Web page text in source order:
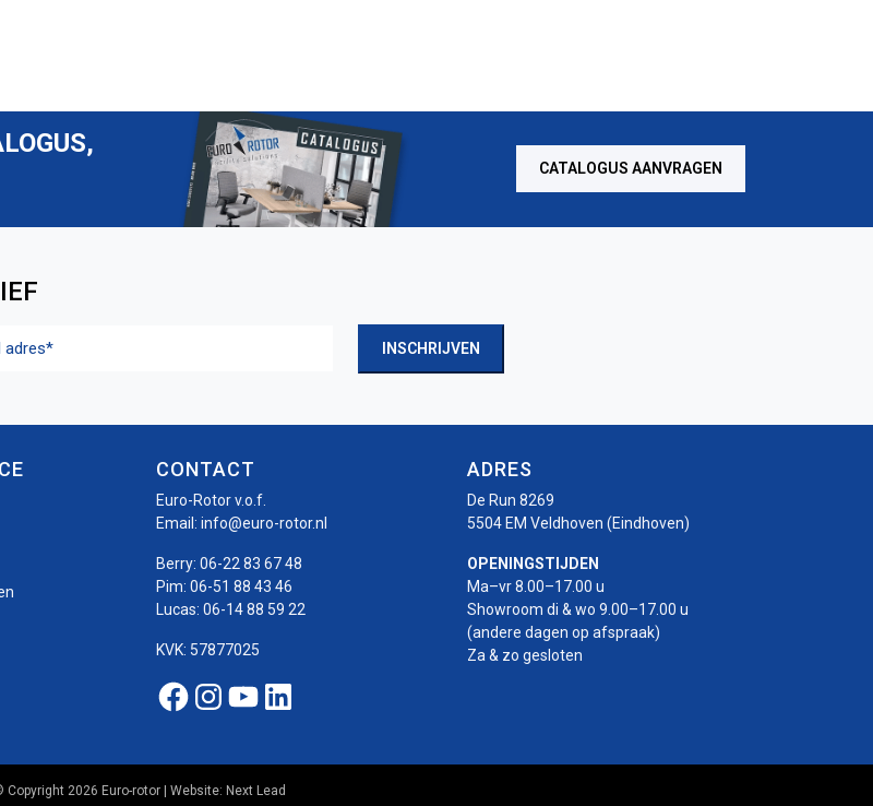
CATALOGUS AANVRAGEN
INSCHRIJVEN
CONTACT
Euro-Rotor v.o.f.
Email: info@euro-rotor.nl
Berry: 06-22 83 67 48
Pim: 06-51 88 43 46
Lucas: 06-14 88 59 22
KVK: 57877025
Facebook Euro-rotor
Instagram Euro-rotor
Youtube Euro-rotor
Linkedin Euro-rotor
ADRES
De Run 8269
5504 EM Veldhoven (Eindhoven)
OPENINGSTIJDEN
Ma–vr 8.00–17.00 u
Showroom di & wo 9.00–17.00 u
(andere dagen op afspraak)
Za & zo gesloten
Copyright 2026 Euro-rotor | Website: Next Lead